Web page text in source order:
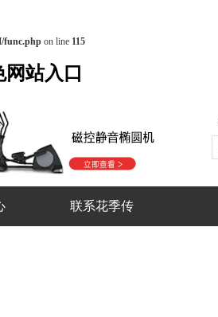
func.php on line 115
站入口
联系花季传